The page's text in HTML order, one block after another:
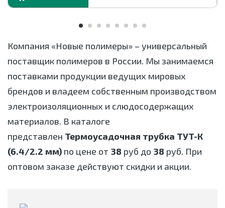
Компания «Новые полимеры» – универсальный
поставщик полимеров в России. Мы занимаемся
поставками продукции ведущих мировых
брендов и владеем собственным производством
электроизоляционных и слюдосодержащих
материалов. В каталоге
представлен Термоусадочная трубка ТУТ-К
(6.4/2.2 мм) по цене от 38 руб до 38 руб. При
оптовом заказе действуют скидки и акции.